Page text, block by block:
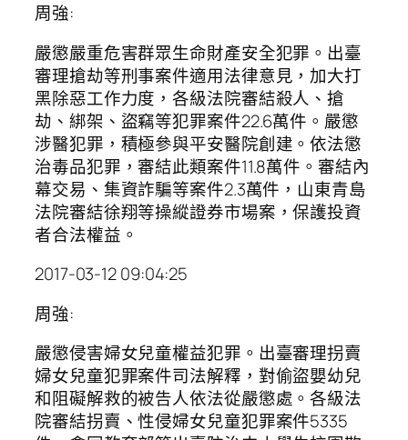
周強:
嚴懲嚴重危害群眾生命財產安全犯罪。出臺
審理搶劫等刑事案件適用法律意見，加大打
黑除惡工作力度，各級法院審結殺人、搶
劫、綁架、盜竊等犯罪案件22.6萬件。嚴懲
涉醫犯罪，積極參與平安醫院創建。依法懲
治毒品犯罪，審結此類案件11.8萬件。審結內
幕交易、集資詐騙等案件2.3萬件，山東青島
法院審結徐翔等操縱證券市場案，保護投資
者合法權益。
2017-03-12 09:04:25
周強:
嚴懲侵害婦女兒童權益犯罪。出臺審理拐賣
婦女兒童犯罪案件司法解釋，對偷盜嬰幼兒
和阻礙解救的被告人依法從嚴懲處。各級法
院審結拐賣、性侵婦女兒童犯罪案件5335